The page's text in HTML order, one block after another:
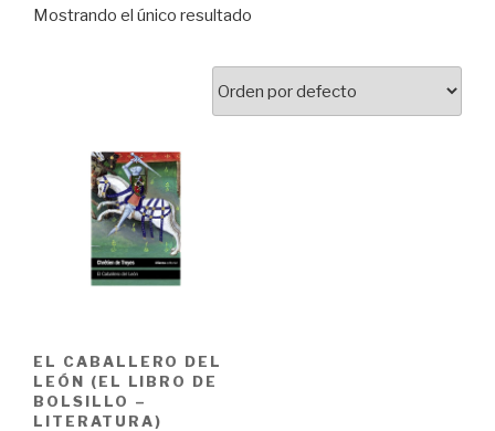
Mostrando el único resultado
EL CABALLERO DEL
LEÓN (EL LIBRO DE
BOLSILLO –
LITERATURA)